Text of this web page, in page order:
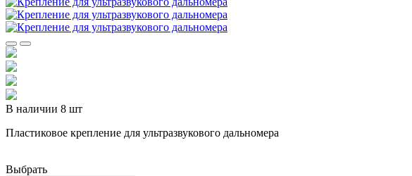
В наличии 8 шт
Пластиковое крепление для ультразвукового дальномера
Выбрать